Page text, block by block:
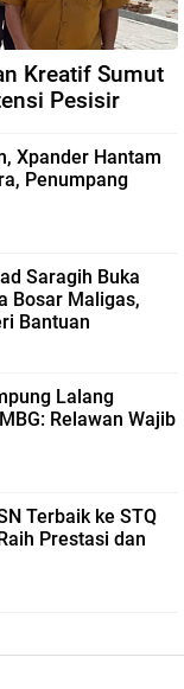
Kreatif Sumut
Pesisir
Xpander Hantam
Penumpang
Saragih Buka
Bosar Maligas,
Bantuan
Lalang
Relawan Wajib
Terbaik ke STQ
Prestasi dan